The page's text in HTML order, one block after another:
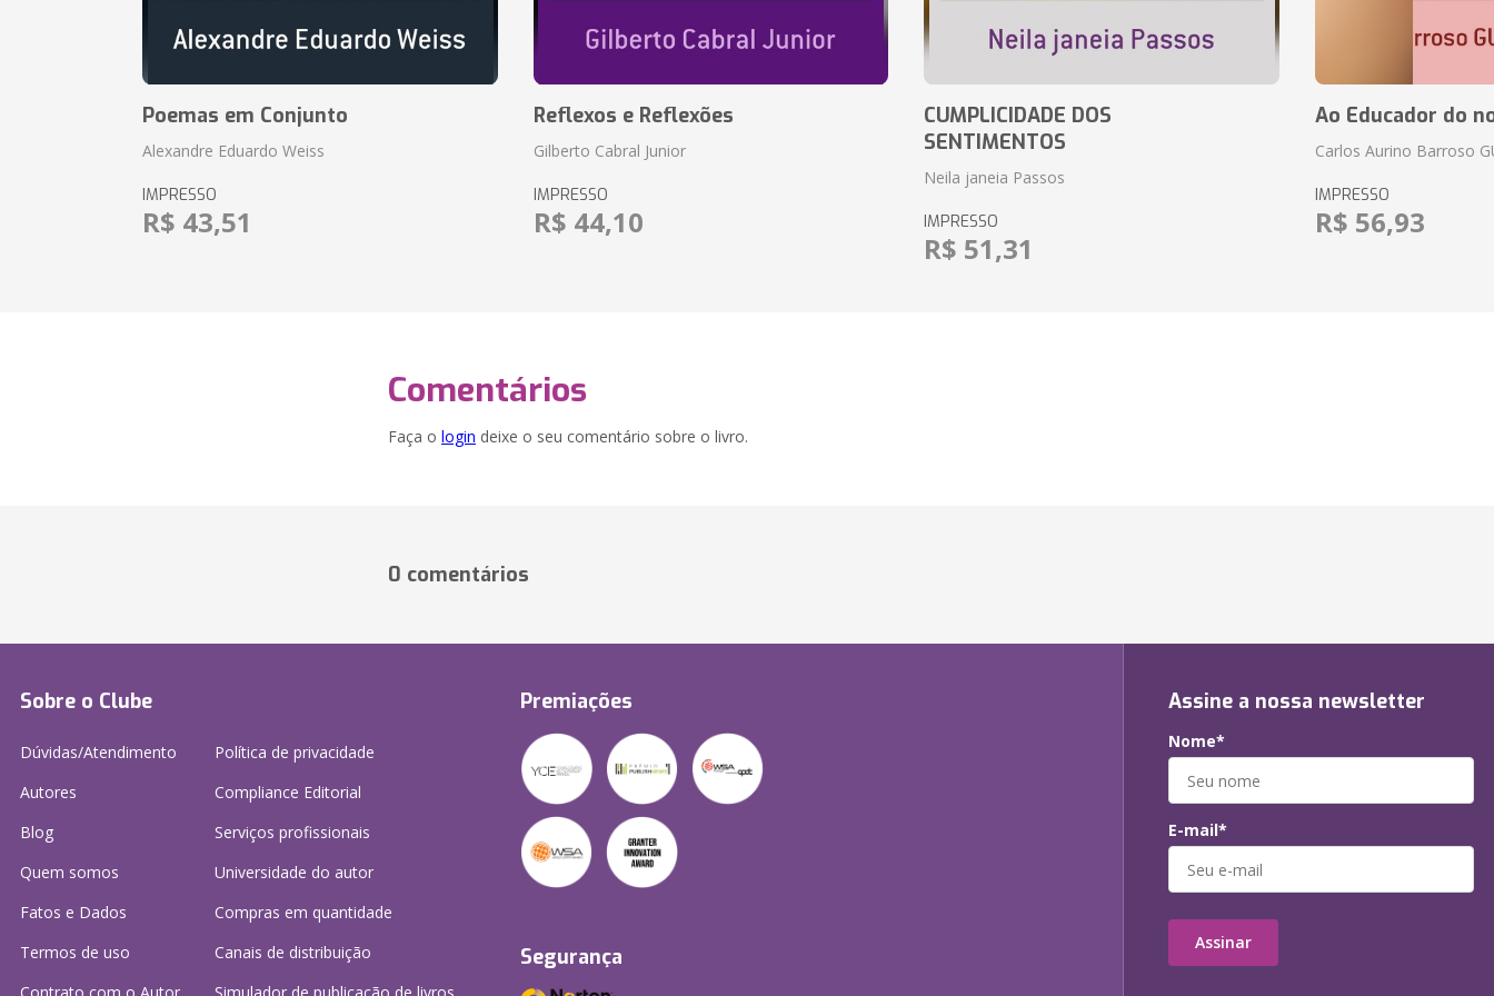
Poemas em Conjunto
Alexandre Eduardo Weiss
IMPRESSO
R$ 43,51
Reflexos e Reflexões
Gilberto Cabral Junior
IMPRESSO
R$ 44,10
CUMPLICIDADE DOS
SENTIMENTOS
Neila janeia Passos
IMPRESSO
R$ 51,31
Ao Educador do
Carlos Aurino Barroso
IMPRESSO
R$ 56,93
Comentários
Faça o login deixe o seu comentário sobre o livro.
0 comentários
Sobre o Clube
Dúvidas/Atendimento
Autores
Blog
Quem somos
Fatos e Dados
Termos de uso
Política de privacidade
Compliance Editorial
Serviços profissionais
Universidade do autor
Compras em quantidade
Canais de distribuição
Premiações
Segurança
Assine a nossa newsletter
Nome*
E-mail*
Assinar